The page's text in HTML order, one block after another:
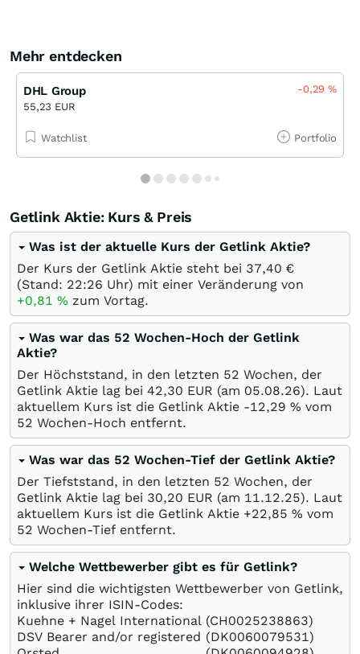
Mehr entdecken
DHL Group
55,23 EUR
-0,29%
Watchlist Portfolio
Getlink Aktie: Kurs & Preis
Was ist der aktuelle Kurs der Getlink Aktie?
Der Kurs der Getlink Aktie steht bei 37,40 €
(Stand: 22:26 Uhr) mit einer Veränderung von
+0,81 % zum Vortag.
Was war das 52 Wochen-Hoch der Getlink
Aktie?
Der Höchststand, in den letzten 52 Wochen, der
Getlink Aktie lag bei 42,30 EUR (am 05.08.26). Laut
aktuellem Kurs ist die Getlink Aktie -12,29 % vom
52 Wochen-Hoch entfernt.
Was war das 52 Wochen-Tief der Getlink Aktie?
Der Tiefststand, in den letzten 52 Wochen, der
Getlink Aktie lag bei 30,20 EUR (am 11.12.25). Laut
aktuellem Kurs ist die Getlink Aktie +22,85 % vom
52 Wochen-Tief entfernt.
Welche Wettbewerber gibt es für Getlink?
Hier sind die wichtigsten Wettbewerber von Getlink,
inklusive ihrer ISIN-Codes:
Kuehne + Nagel International (CH0025238863)
DSV Bearer and/or registered (DK0060079531)